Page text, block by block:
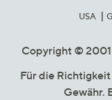
USA
Copyright © 2001
Für die
Gewähr.